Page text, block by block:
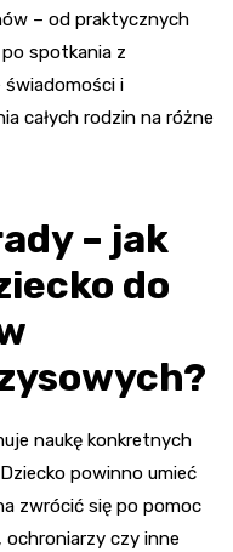
– od praktycznych
spotkania z
świadomości i
całych rodzin na różne
– jak
do
naukę konkretnych
powinno umieć
zwrócić się po pomoc
czy inne